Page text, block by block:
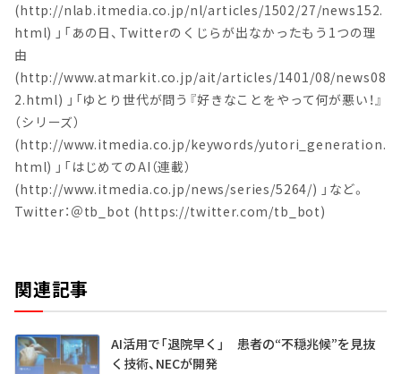
(http://nlab.itmedia.co.jp/nl/articles/1502/27/news152.
html) 」「あの日、Twitterのくじらが出なかったもう1つの理
由
(http://www.atmarkit.co.jp/ait/articles/1401/08/news08
2.html) 」「ゆとり世代が問う『好きなことをやって何が悪い！』
（シリーズ）
(http://www.itmedia.co.jp/keywords/yutori_generation.
html) 」「はじめてのAI（連載）
(http://www.itmedia.co.jp/news/series/5264/) 」など。
Twitter：＠tb_bot (https://twitter.com/tb_bot)
関連記事
AI活用で「退院早く」 患者の“不穏兆候”を見抜
く技術、NECが開発